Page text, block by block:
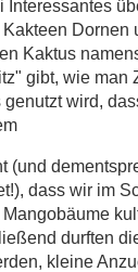
Interessantes
Dornen
Kaktus
gibt, wie man
wird,
(und
dass wir im
durften
kleine